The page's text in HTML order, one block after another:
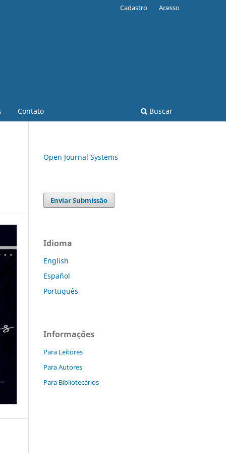
Contato Buscar
Cadastro Acesso
Open Journal Systems
Enviar Submissão
Idioma
English
Español
Português
Informações
Para Leitores
Para Autores
Para Bibliotecários